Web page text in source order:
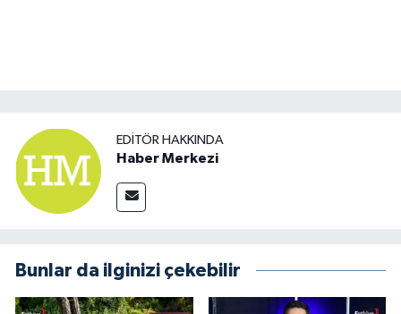
EDITÖR HAKKINDA
Haber Merkezi
Bunlar da ilginizi çekebilir